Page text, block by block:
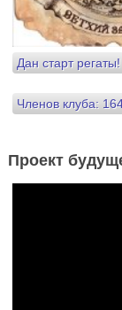
Дан старт регаты!
Членов клуба:
Проект